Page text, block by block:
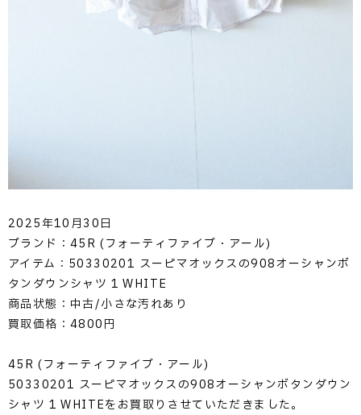
2025年10月30日
ブランド：45R (フォーティファイブ・アール)
アイテム：50330201 スーピマオックスの908オーシャンボ
タンダウンシャツ 1 WHITE
商品状態：中古/小さな汚れあり
買取価格：4800円
45R (フォーティファイブ・アール)
50330201 スーピマオックスの908オーシャンボタンダウン
シャツ 1 WHITEをお買取りさせていただきました。